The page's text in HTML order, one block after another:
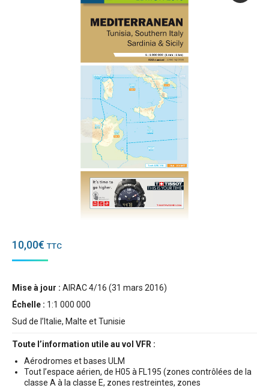
10,00€ TTC
Mise à jour : AIRAC 4/16 (31 mars 2016)
Échelle : 1:1 000 000
Sud de l’Italie, Malte et Tunisie
Toute l’information utile au vol VFR :
Aérodromes et bases ULM
Tout l’espace aérien, de H05 à FL195 (zones contrôlées de la
classe A à la classe E, zones restreintes, zones